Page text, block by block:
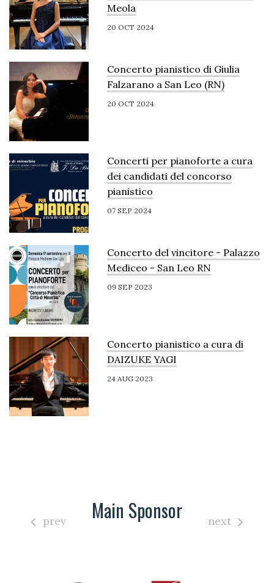
Meola
20 OCT 2024
Concerto pianistico di Giulia
Falzarano a San Leo (RN)
20 OCT 2024
Concerti per pianoforte a cura
dei candidati del concorso
pianistico
07 SEP 2024
Concerto del vincitore - Palazzo
Mediceo - San Leo RN
09 SEP 2023
Concerto pianistico a cura di
DAIZUKE YAGI
24 AUG 2023
Main Sponsor
prev next